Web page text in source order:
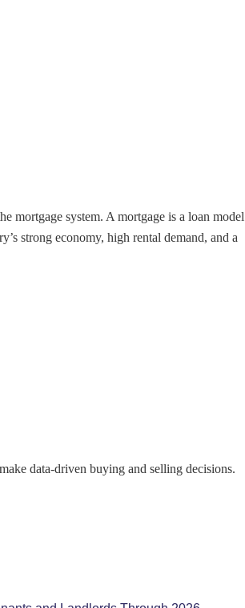
mortgage system. A mortgage is a loan model
strong economy, high rental demand, and a
data-driven buying and selling decisions.